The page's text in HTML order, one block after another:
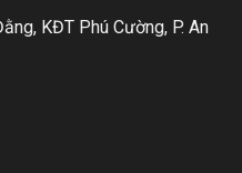
KĐT Phú Cường, P. An